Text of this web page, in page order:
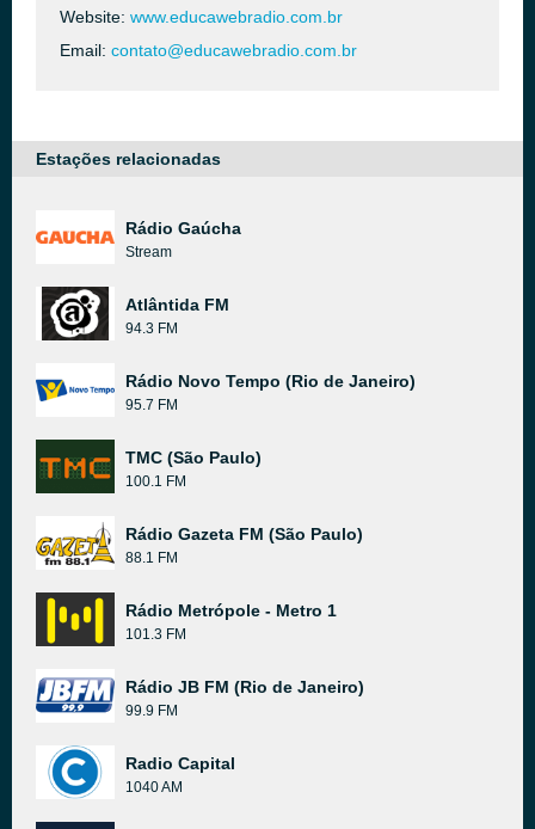
Website: www.educawebradio.com.br
Email: contato@educawebradio.com.br
Estações relacionadas
Rádio Gaúcha
Stream
Atlântida FM
94.3 FM
Rádio Novo Tempo (Rio de Janeiro)
95.7 FM
TMC (São Paulo)
100.1 FM
Rádio Gazeta FM (São Paulo)
88.1 FM
Rádio Metrópole - Metro 1
101.3 FM
Rádio JB FM (Rio de Janeiro)
99.9 FM
Radio Capital
1040 AM